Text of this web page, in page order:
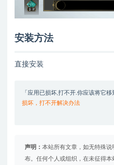
安装方法
直接安装
「应用已损坏,打不开.你应该将它
损坏，打不开解决办法
声明： 本站所有文章，如无特殊
布。任何个人或组织，在未征得本